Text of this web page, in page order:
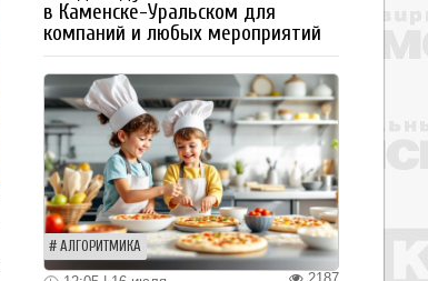
в Каменске-Уральском для
компаний и любых мероприятий
АЛГОРИТМИКА